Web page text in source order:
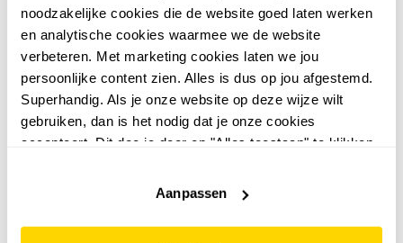
noodzakelijke cookies die de website goed laten werken
en analytische cookies waarmee we de website
verbeteren. Met marketing cookies laten we jou
persoonlijke content zien. Alles is dus op jou afgestemd.
Superhandig. Als je onze website op deze wijze wilt
gebruiken, dan is het nodig dat je onze cookies
accepteert. Dit doe je door op "Alles toestaan" te klikken.
website niet optimaal functioneert.
Aanpassen